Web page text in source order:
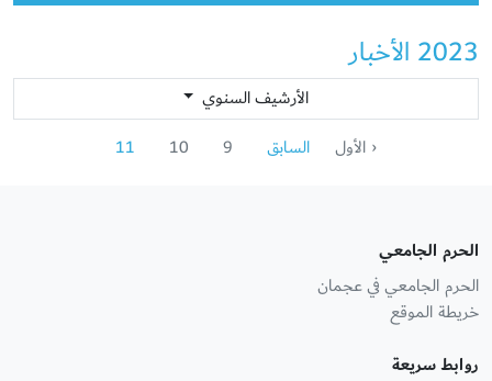
2023 الأخبار
الأرشيف السنوي
‹ الأول
السابق 9
10
11
الحرم الجامعي
الحرم الجامعي في عجمان
خريطة الموقع
روابط سريعة